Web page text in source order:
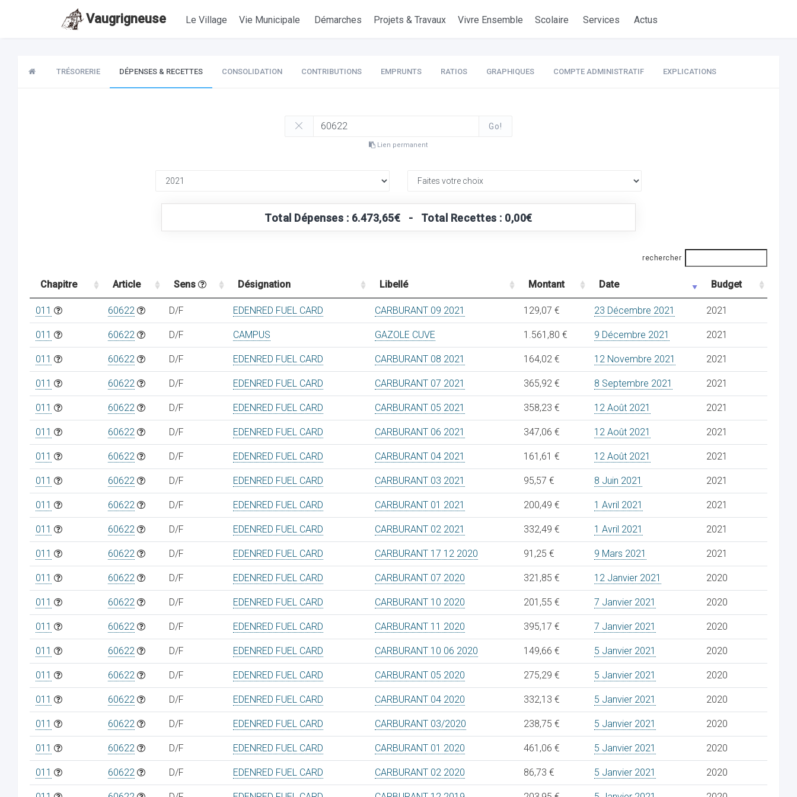
Vaugrigneuse Le Village Vie Municipale Démarches Projets & Travaux Vivre Ensemble Scolaire Services Actus
TRÉSORERIE DÉPENSES & RECETTES CONSOLIDATION CONTRIBUTIONS EMPRUNTS RATIOS GRAPHIQUES COMPTE ADMINISTRATIF EXPLICATIONS
Go!
Lien permanent
Total Dépenses : 6.473,65€ - Total Recettes : 0,00€
rechercher
Chapitre Article Sens Désignation Libellé Montant Date Budget
011 60622 D/F EDENRED FUEL CARD CARBURANT 09 2021 129,07 € 23 Décembre 2021 2021
011 60622 D/F CAMPUS GAZOLE CUVE 1.561,80 € 9 Décembre 2021 2021
011 60622 D/F EDENRED FUEL CARD CARBURANT 08 2021 164,02 € 12 Novembre 2021 2021
011 60622 D/F EDENRED FUEL CARD CARBURANT 07 2021 365,92 € 8 Septembre 2021 2021
011 60622 D/F EDENRED FUEL CARD CARBURANT 05 2021 358,23 € 12 Août 2021 2021
011 60622 D/F EDENRED FUEL CARD CARBURANT 06 2021 347,06 € 12 Août 2021 2021
011 60622 D/F EDENRED FUEL CARD CARBURANT 04 2021 161,61 € 12 Août 2021 2021
011 60622 D/F EDENRED FUEL CARD CARBURANT 03 2021 95,57 € 8 Juin 2021 2021
011 60622 D/F EDENRED FUEL CARD CARBURANT 01 2021 200,49 € 1 Avril 2021 2021
011 60622 D/F EDENRED FUEL CARD CARBURANT 02 2021 332,49 € 1 Avril 2021 2021
011 60622 D/F EDENRED FUEL CARD CARBURANT 17 12 2020 91,25 € 9 Mars 2021 2021
011 60622 D/F EDENRED FUEL CARD CARBURANT 07 2020 321,85 € 12 Janvier 2021 2020
011 60622 D/F EDENRED FUEL CARD CARBURANT 10 2020 201,55 € 7 Janvier 2021 2020
011 60622 D/F EDENRED FUEL CARD CARBURANT 11 2020 395,17 € 7 Janvier 2021 2020
011 60622 D/F EDENRED FUEL CARD CARBURANT 10 06 2020 149,66 € 5 Janvier 2021 2020
011 60622 D/F EDENRED FUEL CARD CARBURANT 05 2020 275,29 € 5 Janvier 2021 2020
011 60622 D/F EDENRED FUEL CARD CARBURANT 04 2020 332,13 € 5 Janvier 2021 2020
011 60622 D/F EDENRED FUEL CARD CARBURANT 03/2020 238,75 € 5 Janvier 2021 2020
011 60622 D/F EDENRED FUEL CARD CARBURANT 01 2020 461,06 € 5 Janvier 2021 2020
011 60622 D/F EDENRED FUEL CARD CARBURANT 02 2020 86,73 € 5 Janvier 2021 2020